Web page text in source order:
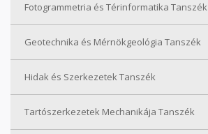
Fotogrammetria és Térinformatika Tanszék
Geotechnika és Mérnökgeológia Tanszék
Hidak és Szerkezetek Tanszék
Tartószerkezetek Mechanikája Tanszék